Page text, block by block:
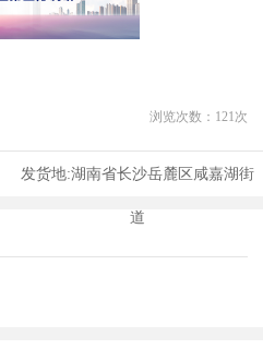
浏览次数： 121次
发货地:湖南省长沙岳麓区咸嘉湖街
道